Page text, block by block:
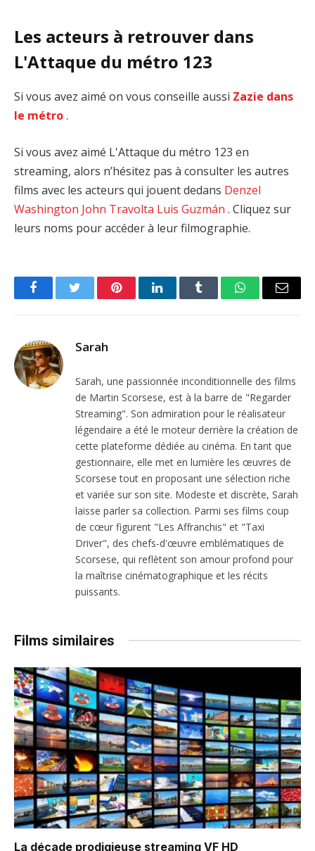
Les acteurs à retrouver dans
L'Attaque du métro 123
Si vous avez aimé on vous conseille aussi Zazie dans
le métro.
Si vous avez aimé L'Attaque du métro 123 en
streaming, alors n’hésitez pas à consulter les autres
films avec les acteurs qui jouent dedans Denzel
Washington John Travolta Luis Guzmán . Cliquez sur
leurs noms pour accéder à leur filmographie.
FacebookTwitter PinterestLinkedInTumblr WhatsAppEmail
Sarah
Sarah, une passionnée inconditionnelle des films
de Martin Scorsese, est à la barre de "Regarder
Streaming". Son admiration pour le réalisateur
légendaire a été le moteur derrière la création de
cette plateforme dédiée au cinéma. En tant que
gestionnaire, elle met en lumière les œuvres de
Scorsese tout en proposant une sélection riche
et variée sur son site. Modeste et discrète, Sarah
laisse parler sa collection. Parmi ses films coup
de cœur figurent "Les Affranchis" et "Taxi
Driver", des chefs-d'œuvre emblématiques de
Scorsese, qui reflètent son amour profond pour
la maîtrise cinématographique et les récits
puissants.
Films similaires
La décade prodigieuse streaming VF HD